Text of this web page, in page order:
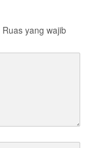
Ruas yang wajib